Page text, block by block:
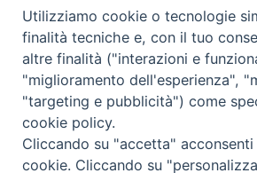
HOME DIOCESI VESCOVO CURIA
APPUNTAMENTI CONTATTI
Utilizziamo cookie o tecnologie
finalità tecniche e, con il tuo
altre finalità ("interazioni e
"miglioramento dell'esperienza",
"targeting e pubblicità") come
cookie policy.
Cliccando su "accetta"
cookie. Cliccando su